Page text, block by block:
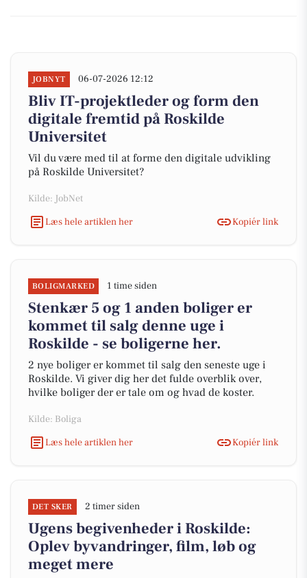
JOBNYT 06-07-2026 12:12
Bliv IT-projektleder og form den
digitale fremtid på Roskilde
Universitet
Vil du være med til at forme den digitale udvikling
på Roskilde Universitet?
Kilde: JobNet
Læs hele artiklen her
Kopiér link
BOLIGMARKED 1 time siden
Stenkær 5 og 1 anden boliger er
kommet til salg denne uge i
Roskilde - se boligerne her.
2 nye boliger er kommet til salg den seneste uge i
Roskilde. Vi giver dig her det fulde overblik over,
hvilke boliger der er tale om og hvad de koster.
Kilde: Boliga
Læs hele artiklen her
Kopiér link
DET SKER 2 timer siden
Ugens begivenheder i Roskilde:
Oplev byvandringer, film, løb og
meget mere